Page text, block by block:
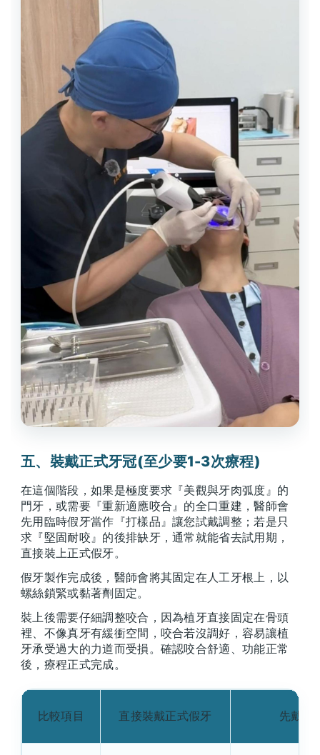
五、裝戴正式牙冠(至少要1-3次療程)
在這個階段，如果是極度要求『美觀與牙肉弧度』的
門牙，或需要『重新適應咬合』的全口重建，醫師會
先用臨時假牙當作『打樣品』讓您試戴調整；若是只
求『堅固耐咬』的後排缺牙，通常就能省去試用期，
直接裝上正式假牙。
假牙製作完成後，醫師會將其固定在人工牙根上，以
螺絲鎖緊或黏著劑固定。
裝上後需要仔細調整咬合，因為植牙直接固定在骨頭
裡、不像真牙有緩衝空間，咬合若沒調好，容易讓植
牙承受過大的力道而受損。確認咬合舒適、功能正常
後，療程正式完成。
比較項目 直接裝戴正式假牙 先戴臨